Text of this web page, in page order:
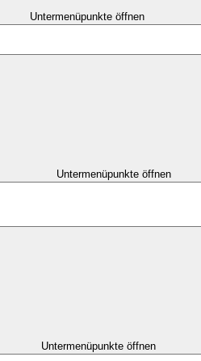
Untermenüpunkte öffnen
Untermenüpunkte öffnen
Untermenüpunkte öffnen